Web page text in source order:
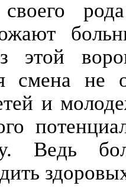
своего
этой
смена не
и
Ведь